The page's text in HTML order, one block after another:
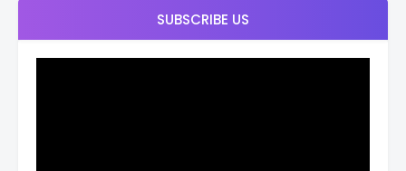
SUBSCRIBE US